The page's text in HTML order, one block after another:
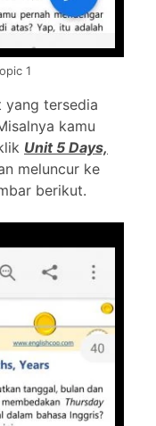
1
yang tersedia
kamu
Unit 5 Days,
meluncur ke
berikut.